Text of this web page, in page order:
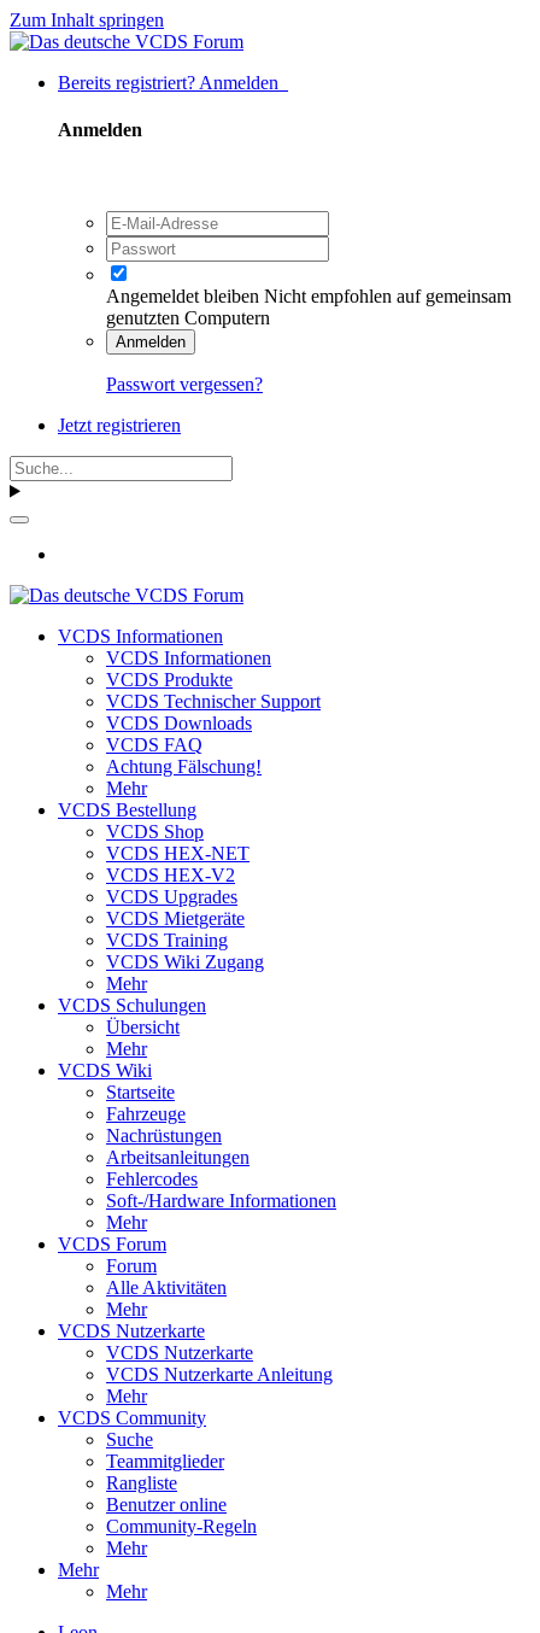
Zum Inhalt springen
Bereits registriert? Anmelden
Anmelden
Angemeldet bleiben Nicht empfohlen auf gemeinsam
genutzten Computern
Anmelden
Passwort vergessen?
Jetzt registrieren
VCDS Informationen
VCDS Informationen
VCDS Produkte
VCDS Technischer Support
VCDS Downloads
VCDS FAQ
Achtung Fälschung!
Mehr
VCDS Bestellung
VCDS Shop
VCDS HEX-NET
VCDS HEX-V2
VCDS Upgrades
VCDS Mietgeräte
VCDS Training
VCDS Wiki Zugang
Mehr
VCDS Schulungen
Übersicht
Mehr
VCDS Wiki
Startseite
Fahrzeuge
Nachrüstungen
Arbeitsanleitungen
Fehlercodes
Soft-/Hardware Informationen
Mehr
VCDS Forum
Forum
Alle Aktivitäten
Mehr
VCDS Nutzerkarte
VCDS Nutzerkarte
VCDS Nutzerkarte Anleitung
Mehr
VCDS Community
Suche
Teammitglieder
Rangliste
Benutzer online
Community-Regeln
Mehr
Mehr
Mehr